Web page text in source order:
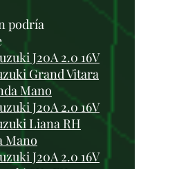
podría
J20A 2.0 16V
Grand Vitara
Mano
J20A 2.0 16V
Liana RH
Mano
J20A 2.0 16V